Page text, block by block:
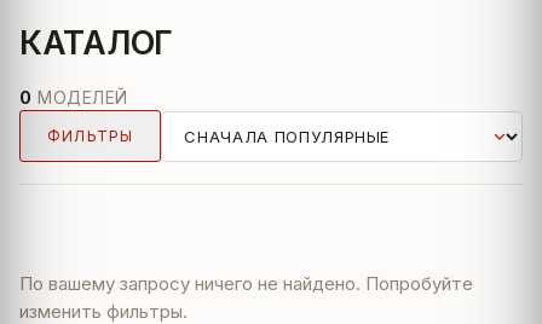
КАТАЛОГ
0 МОДЕЛЕЙ
ФИЛЬТРЫ
По вашему запросу ничего не найдено. Попробуйте
изменить фильтры.